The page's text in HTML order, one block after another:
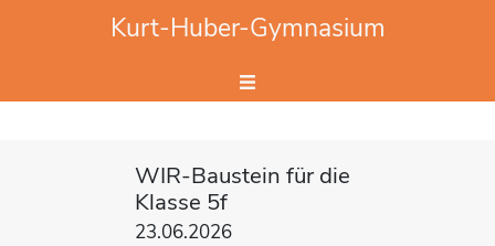
Kurt-Huber-Gymnasium
WIR-Baustein für die
Klasse 5f
23.06.2026
Website durchsuchen
Hier Suchbegriff eingeben.